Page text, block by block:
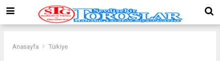
Anasayfa Türkiye